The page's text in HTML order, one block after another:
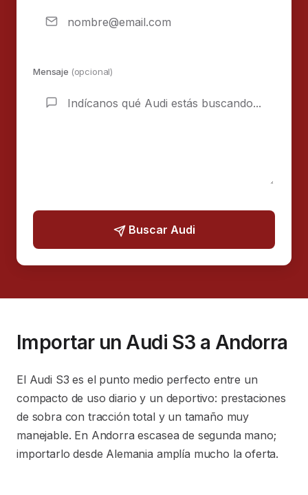
Mensaje (opcional)
Buscar Audi
Importar un Audi S3 a Andorra
El Audi S3 es el punto medio perfecto entre un
compacto de uso diario y un deportivo: prestaciones
de sobra con tracción total y un tamaño muy
manejable. En Andorra escasea de segunda mano;
importarlo desde Alemania amplía mucho la oferta.